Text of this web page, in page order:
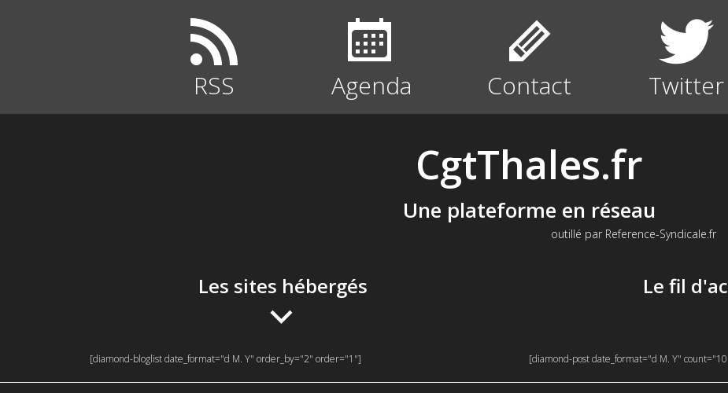
RSS Agenda Contact Twitter
CgtThales.fr
Une plateforme en réseau
outillé par Reference-Syndicale.fr
Les sites hébergés
[diamond-bloglist date_format="d M. Y" order_by="2" order="1"]
Le fil
[diamond-post date_format="d M. Y"